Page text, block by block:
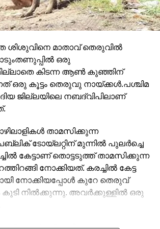
ശിശുവിനെ മാതാവ് തെരുവില്‍
ഒരു
കിടന്ന ആണ്‍ കുഞ്ഞിന്
ഒരു കൂട്ടം തെരുവു നായ്ക്കള്‍.പശ്ചിമ
ജില്ലയിലെ നബദ്വിപിലാണ്
താമസിക്കുന്ന
ടോയ്‌ലറ്റിന് മുന്നില്‍ പുലര്‍ച്ചെ
കേട്ടാണ് തൊട്ടടുത്ത് താമസിക്കുന്ന
നോക്കിയത്. കരച്ചില്‍ കേട്ട
നോക്കിയപ്പോള്‍ കുറേ തെരുവ്
കൂടി നില്‍ക്കുന്നു. അവര്‍ക്കുള്ളില്‍ ഒരു